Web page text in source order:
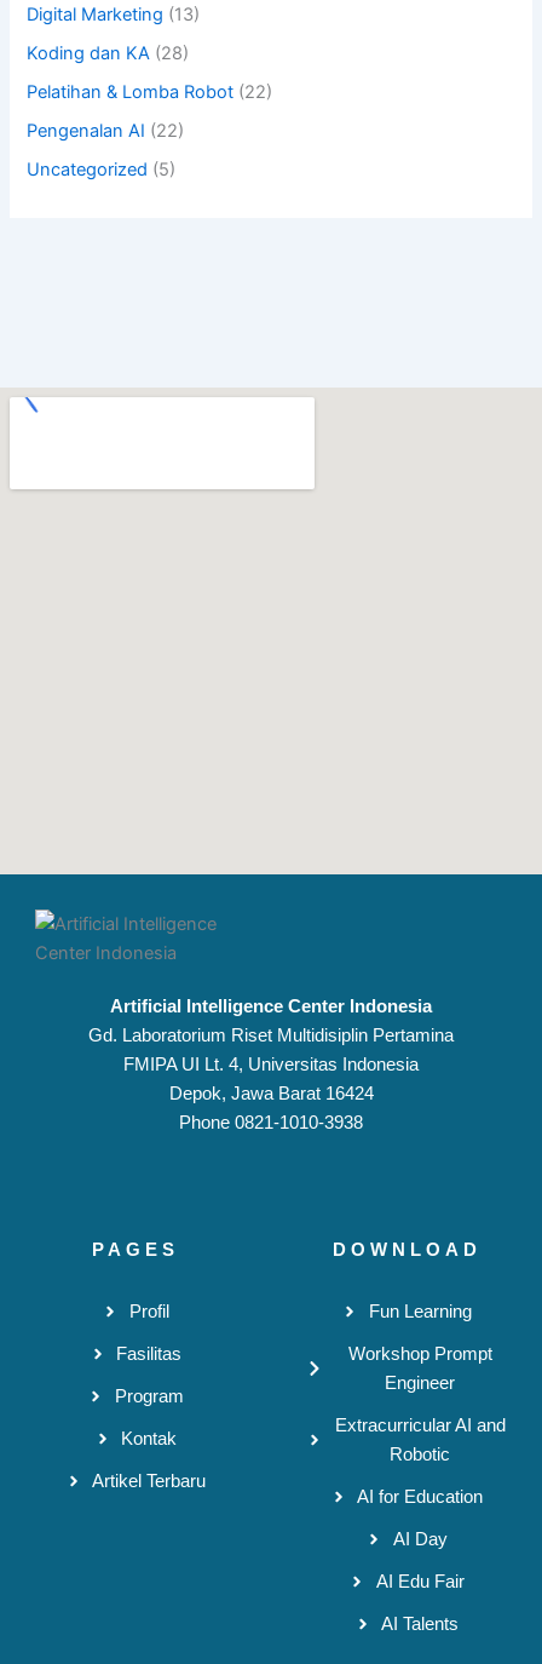
Digital Marketing (13)
Koding dan KA (28)
Pelatihan & Lomba Robot (22)
Pengenalan AI (22)
Uncategorized (5)
Artificial Intelligence Center Indonesia
Gd. Laboratorium Riset Multidisiplin Pertamina
FMIPA UI Lt. 4, Universitas Indonesia
Depok, Jawa Barat 16424
Phone 0821-1010-3938
PAGES
Profil
Fasilitas
Program
Kontak
Artikel Terbaru
DOWNLOAD
Fun Learning
Workshop Prompt
Engineer
Extracurricular AI and
Robotic
AI for Education
AI Day
AI Edu Fair
AI Talents